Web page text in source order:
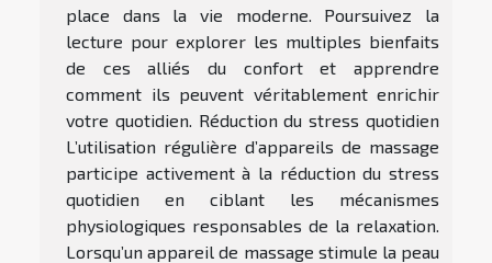
place dans la vie moderne. Poursuivez la
lecture pour explorer les multiples bienfaits
de ces alliés du confort et apprendre
comment ils peuvent véritablement enrichir
votre quotidien. Réduction du stress quotidien
L’utilisation régulière d’appareils de massage
participe activement à la réduction du stress
quotidien en ciblant les mécanismes
physiologiques responsables de la relaxation.
Lorsqu’un appareil de massage stimule la peau